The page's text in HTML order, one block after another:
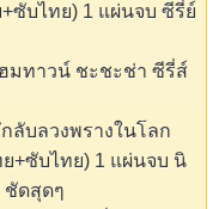
+ซับไทย) 1 แผ่นจบ ซีรี่ย์
ฮมทาวน์ ชะชะช่า ซีรี่ส์
ลับลวงพรางในโลก
+ซับไทย) 1 แผ่นจบ นิ
ชัดสุดๆ